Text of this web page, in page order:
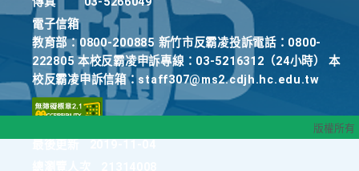
電子信箱
教育部：0800-200885 新竹市反霸凌投訴電話：0800-
222805 本校反霸凌申訴專線：03-5216312（24小時） 本
校反霸凌申訴信箱：staff307@ms2.cdjh.hc.edu.tw
版權所有